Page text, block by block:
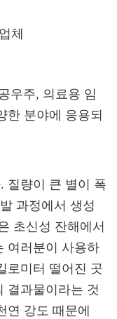
우주, 의료용 임
한 분야에 응용되
질량이 큰 별이 폭
과정에서 생성
초신성 잔해에서
여러분이 사용하
로미터 떨어진 곳
결과물이라는 것
연 강도 때문에